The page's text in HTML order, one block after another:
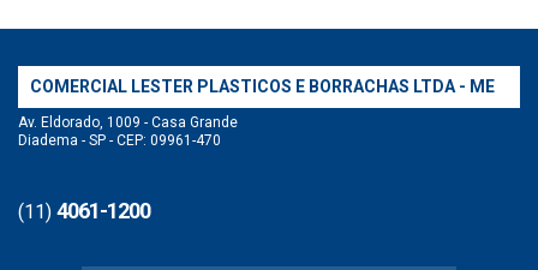
COMERCIAL LESTER PLASTICOS E BORRACHAS LTDA - ME
Av. Eldorado, 1009 - Casa Grande
Diadema - SP - CEP: 09961-470
(11) 4061-1200